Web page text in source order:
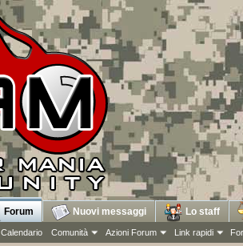
Forum
Calendario Comunità Azioni Forum Link rapidi
Nuovi messaggi Lo staff